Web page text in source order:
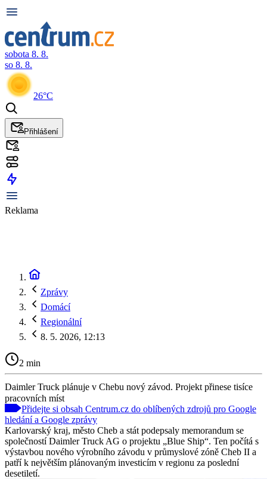
sobota 8. 8.
so 8. 8.
26°C
Přihlášení
Reklama
Zprávy
Domácí
Regionální
8. 5. 2026, 12:13
2 min
Daimler Truck plánuje v Chebu nový závod. Projekt přinese tisíce
pracovních míst
Přidejte si obsah Centrum.cz do oblíbených zdrojů pro Google
hledání a Google zprávy
Karlovarský kraj, město Cheb a stát podepsaly memorandum se
společností Daimler Truck AG o projektu „Blue Ship“. Ten počítá s
výstavbou nového výrobního závodu v průmyslové zóně Cheb II a
patří k největším plánovaným investicím v regionu za poslední
desetiletí.